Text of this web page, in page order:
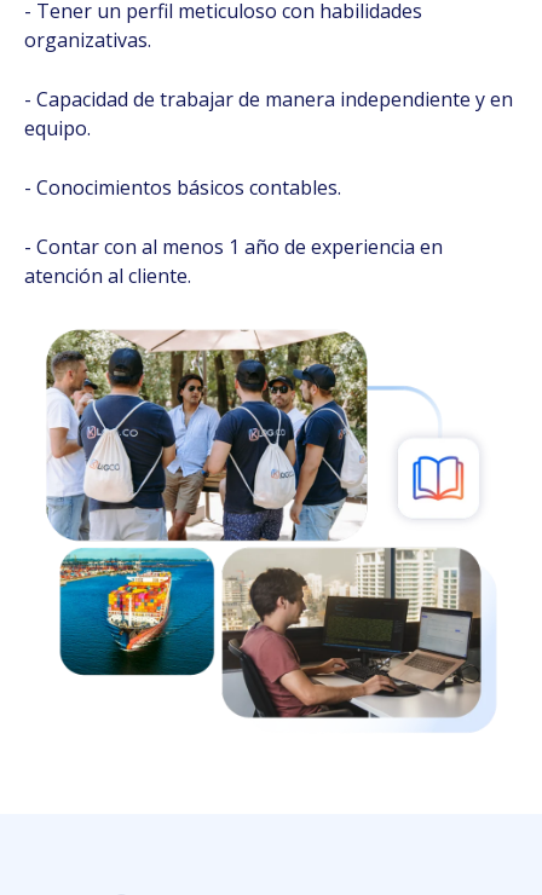
- Tener un perfil meticuloso con habilidades
organizativas.
- Capacidad de trabajar de manera independiente y en
equipo.
- Conocimientos básicos contables.
- Contar con al menos 1 año de experiencia en
atención al cliente.